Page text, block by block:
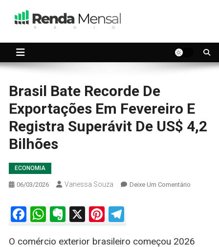
Brasil Bate Recorde De
Exportações Em Fevereiro E
Registra Superávit De US$ 4,2
Bilhões
ECONOMIA
06/03/2026 Vanessa Souza Deixe Um ComentárioOn
Facebook
WhatsApp
Evernote
X Pinterest
Telegram
O comércio exterior brasileiro começou 2026